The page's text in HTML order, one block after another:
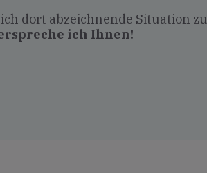
dort abzeichnende Situation zu
ich Ihnen!